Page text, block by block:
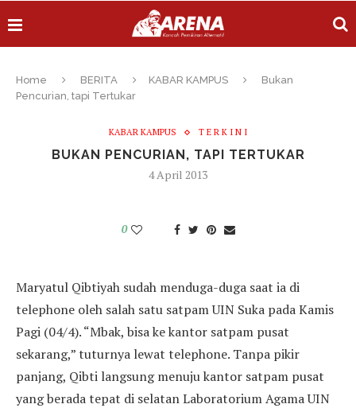
Home BERITA KABAR KAMPUS
Bukan
Pencurian, tapi Tertukar
KABAR KAMPUS T E R K I N I
BUKAN PENCURIAN, TAPI TERTUKAR
4 April 2013
0
Maryatul Qibtiyah sudah menduga-duga saat ia di
telephone oleh salah satu satpam UIN Suka pada Kamis
Pagi (04/4). “Mbak, bisa ke kantor satpam pusat
sekarang,” tuturnya lewat telephone. Tanpa pikir
panjang, Qibti langsung menuju kantor satpam pusat
yang berada tepat di selatan Laboratorium Agama UIN